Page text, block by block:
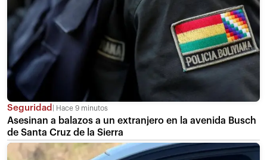
Seguridad Hace 9 minutos
Asesinan a balazos a un extranjero en la avenida Busch
de Santa Cruz de la Sierra